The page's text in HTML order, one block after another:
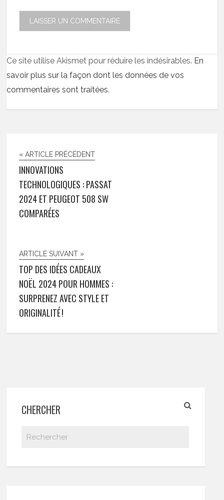
Ce site utilise Akismet pour réduire les indésirables. En
savoir plus sur la façon dont les données de vos
commentaires sont traitées.
« ARTICLE PRÉCÉDENT
INNOVATIONS
TECHNOLOGIQUES : PASSAT
2024 ET PEUGEOT 508 SW
COMPARÉES
ARTICLE SUIVANT »
TOP DES IDÉES CADEAUX
NOËL 2024 POUR HOMMES :
SURPRENEZ AVEC STYLE ET
ORIGINALITÉ !
CHERCHER